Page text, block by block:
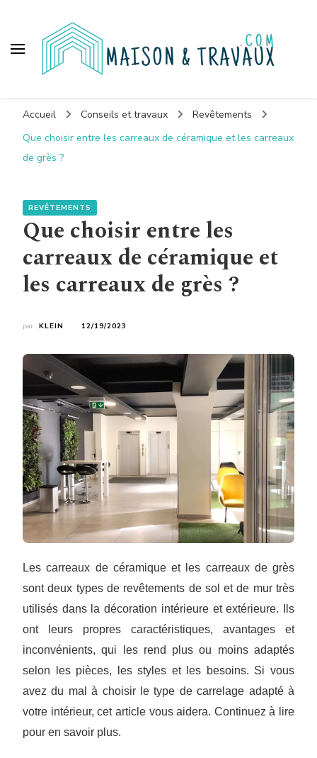
Accueil Conseils et travaux
Revêtements
Que choisir entre les carreaux de céramique et les carreaux
de grès ?
REVÊTEMENTS
Que choisir entre les
carreaux de céramique et
les carreaux de grès ?
par KLEIN 12/19/2023
Les carreaux de céramique et les carreaux de grès
sont deux types de revêtements de sol et de mur très
utilisés dans la décoration intérieure et extérieure. Ils
ont leurs propres caractéristiques, avantages et
inconvénients, qui les rend plus ou moins adaptés
selon les pièces, les styles et les besoins. Si vous
avez du mal à choisir le type de carrelage adapté à
votre intérieur, cet article vous aidera. Continuez à lire
pour en savoir plus.